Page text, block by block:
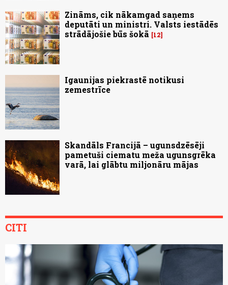
Zināms, cik nākamgad saņems
deputāti un ministri. Valsts iestādēs
strādājošie būs šokā
12
Igaunijas piekrastē notikusi
zemestrīce
Skandāls Francijā – ugunsdzēsēji
pametuši ciematu meža ugunsgrēka
varā, lai glābtu miljonāru mājas
CITI